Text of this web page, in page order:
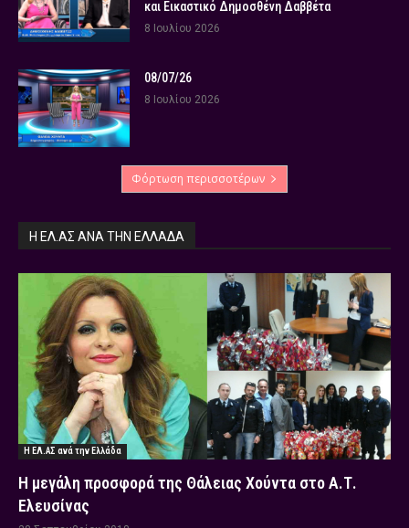
και Εικαστικό Δημοσθένη Δαββέτα
8 Ιουλίου 2026
08/07/26
8 Ιουλίου 2026
Φόρτωση περισσοτέρων
Η ΕΛ.ΑΣ ΑΝΆ ΤΗΝ ΕΛΛΆΔΑ
Η ΕΛ.ΑΣ ανά την Ελλάδα
Η μεγάλη προσφορά της Θάλειας Χούντα στο Α.Τ.
Ελευσίνας